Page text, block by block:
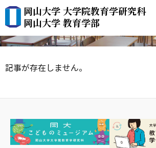
岡山大学 大学院教育学研究科
岡山大学 教育学部新着情報
記事が存在しません。